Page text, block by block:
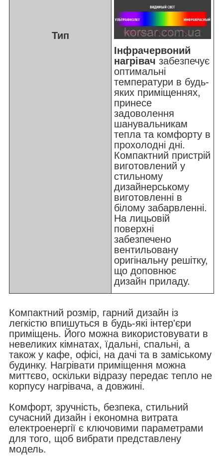
Тип
Інфрачервоний
нагрівач забезпечує
оптимальні
температури в будь-
яких приміщеннях,
принесе
задоволення
шанувальникам
тепла та комфорту в
прохолодні дні.
Компактний пристрій
виготовлений у
стильному
дизайнерському
виготовленні в
білому забарвленні.
На лицьовій
поверхні
забезпечено
вентильовану
оригінальну решітку,
що доповнює
дизайн приладу.
Компактний розмір, гарний дизайн із
легкістю впишуться в будь-які інтер'єри
приміщень. Його можна використовувати в
невеликих кімнатах, їдальні, спальні, а
також у кафе, офісі, на дачі та в заміському
будинку. Нагрівати приміщення можна
миттєво, оскільки відразу передає тепло не
корпусу нагрівача, а довжині.
Комфорт, зручність, безпека, стильний
сучасний дизайн і економна витрата
електроенергії є ключовими параметрами
для того, щоб вибрати представлену
модель.